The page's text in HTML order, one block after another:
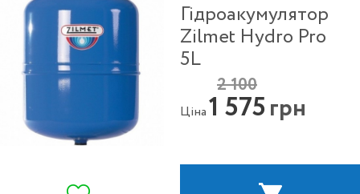
Гідроакумулятор
Zilmet Hydro Pro
5L
Ціна
2 100
1 575грн